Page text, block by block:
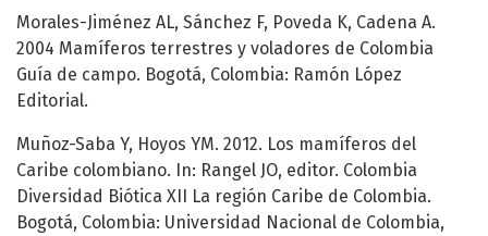
Morales-Jiménez AL, Sánchez F, Poveda K, Cadena A.
2004 Mamíferos terrestres y voladores de Colombia
Guía de campo. Bogotá, Colombia: Ramón López
Editorial.
Muñoz-Saba Y, Hoyos YM. 2012. Los mamíferos del
Caribe colombiano. In: Rangel JO, editor. Colombia
Diversidad Biótica XII La región Caribe de Colombia.
Bogotá, Colombia: Universidad Nacional de Colombia,